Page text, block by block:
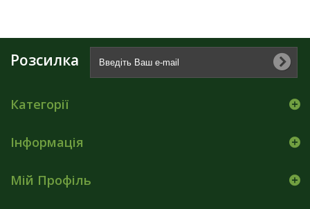
Розсилка
Категорії
Інформація
Мій Профіль